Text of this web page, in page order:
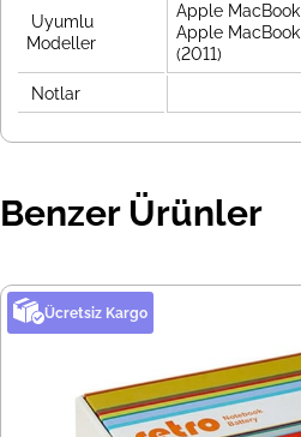
Uyumlu
Modeller
Apple MacBook
Apple
(2011)
Notlar
Benzer Ürünler
Ücretsiz Kargo